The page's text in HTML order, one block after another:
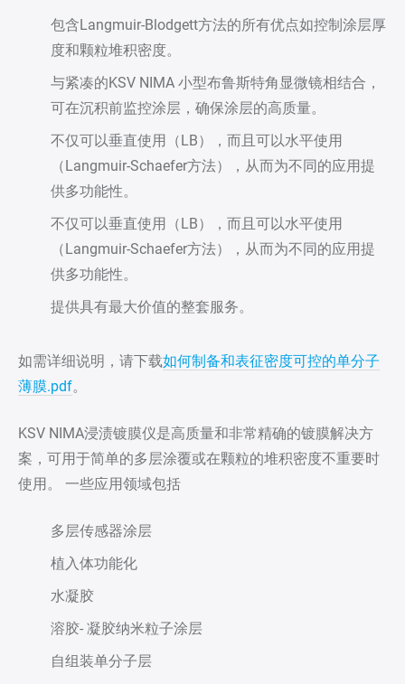
包含Langmuir-Blodgett方法的所有优点如控制涂层厚
度和颗粒堆积密度。
与紧凑的KSV NIMA 小型布鲁斯特角显微镜相结合，
可在沉积前监控涂层，确保涂层的高质量。
不仅可以垂直使用（LB），而且可以水平使用
（Langmuir-Schaefer方法），从而为不同的应用提
供多功能性。
不仅可以垂直使用（LB），而且可以水平使用
（Langmuir-Schaefer方法），从而为不同的应用提
供多功能性。
提供具有最大价值的整套服务。
如需详细说明，请下载如何制备和表征密度可控的单分子
薄膜.pdf。
KSV NIMA浸渍镀膜仪是高质量和非常精确的镀膜解决方
案，可用于简单的多层涂覆或在颗粒的堆积密度不重要时
使用。 一些应用领域包括
多层传感器涂层
植入体功能化
水凝胶
溶胶- 凝胶纳米粒子涂层
自组装单分子层